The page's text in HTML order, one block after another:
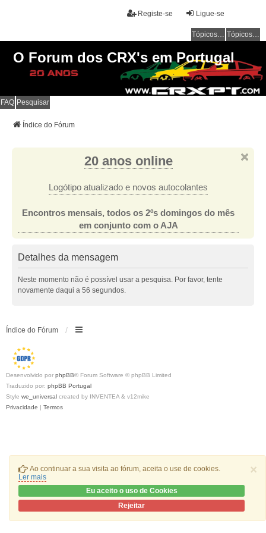
×
Ao continuar a sua visita ao fórum, aceita o use de cookies.
Ler mais
Eu aceito o uso de Cookies
Rejeitar
Ligue-se
Registe-se
Tópicos sem resposta Tópicos ativos
O Forum dos CRX's em Portugal
FAQ Pesquisar
Índice do Fórum
20 anos online
Logótipo atualizado e novos autocolantes
Encontros mensais, todos os 2ºs domingos do mês
em conjunto com o AJA
Detalhes da mensagem
Neste momento não é possível usar a pesquisa. Por favor, tente
novamente daqui a 56 segundos.
Índice do Fórum
Desenvolvido por phpBB® Forum Software © phpBB Limited
Traduzido por: phpBB Portugal
Style we_universal created by INVENTEA & v12mike
Privacidade | Termos